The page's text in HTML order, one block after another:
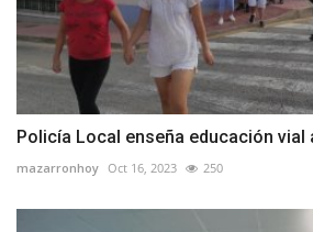
Policía Local enseña educación vial
mazarronhoy Oct 16, 2023 250